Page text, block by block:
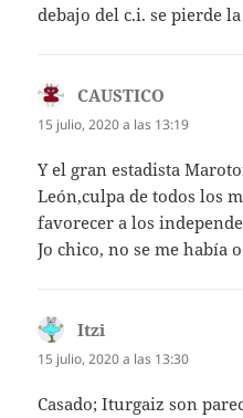
debajo del c.i. se pierde
CAUSTICO
15 julio, 2020 a las 13:19
Y el gran estadista
León,culpa de todos los
favorecer a los
Jo chico, no se me había
Itzi
15 julio, 2020 a las 13:30
Casado; Iturgaiz son